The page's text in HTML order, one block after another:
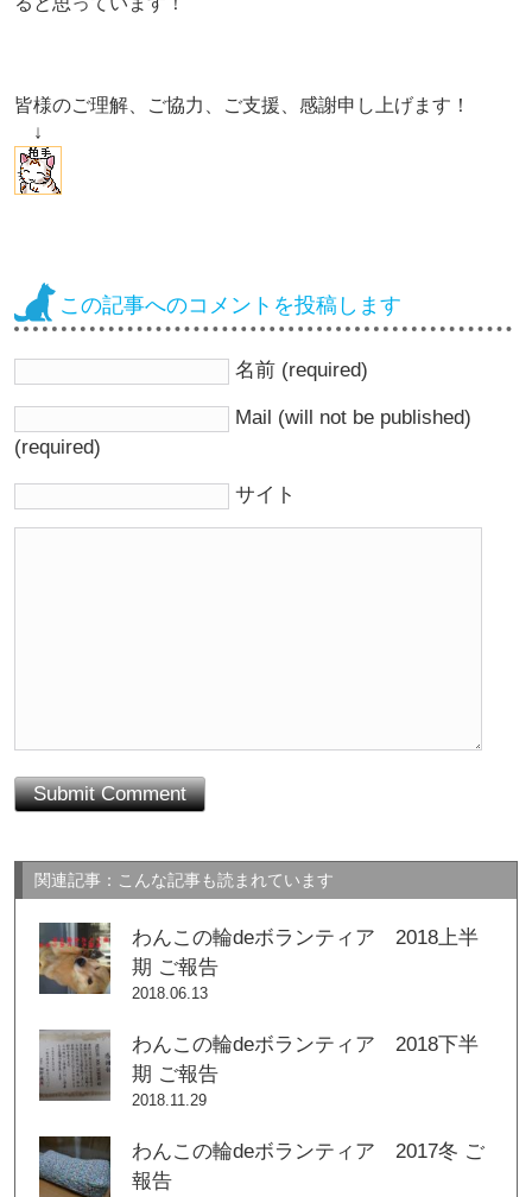
皆様のご理解、ご協力、ご支援、感謝申し上げます！
↓
この記事へのコメントを投稿します
名前 (required)
Mail (will not be published)
(required)
サイト
関連記事：こんな記事も読まれています
わんこの輪deボランティア 2018上半
期 ご報告
2018.06.13
わんこの輪deボランティア 2018下半
期 ご報告
2018.11.29
わんこの輪deボランティア 2017冬 ご
報告